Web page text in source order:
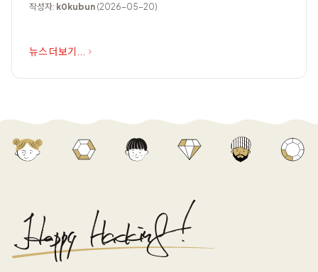
작성자: k0kubun (2026-05-20)
뉴스 더보기...